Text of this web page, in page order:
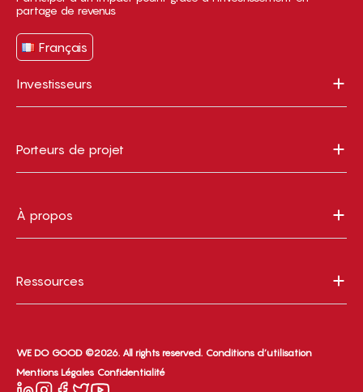
partage de revenus
Français
Investisseurs
Porteurs de projet
À propos
Ressources
WE DO GOOD ©2026. All rights reserved. Conditions d’utilisation
Mentions Légales Confidentialité